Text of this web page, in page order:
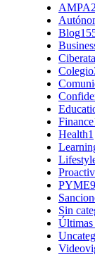
AMPA2
Blog
Colegio
Finance
Health1
PYME9
Sin